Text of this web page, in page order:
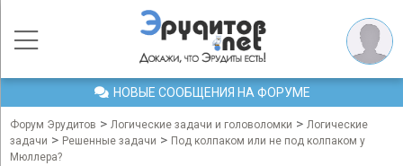
НОВЫЕ СООБЩЕНИЯ НА ФОРУМЕ
Форум Эрудитов > Логические задачи и головоломки > Логические
задачи > Решенные задачи > Под колпаком или не под колпаком у
Мюллера?